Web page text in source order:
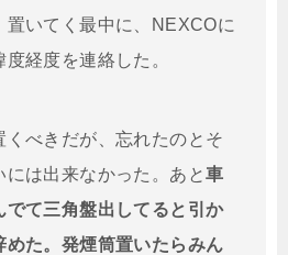
置いてく最中に、NEXCOに
経度を連絡した。
べきだが、忘れたのとそ
には出来なかった。あと車
でて三角盤出してると引か
めた。発煙筒置いたらみん